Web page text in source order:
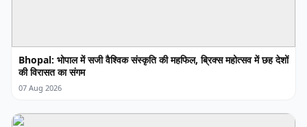
Bhopal: भोपाल में सजी वैश्विक संस्कृति की महफिल, ब्रिक्स महोत्सव में छह देशों
की विरासत का संगम
07 Aug 2026